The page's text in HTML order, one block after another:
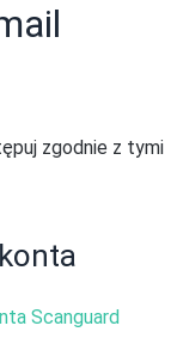
zgodnie z tymi
Scanguard